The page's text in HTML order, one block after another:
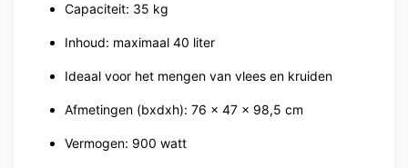
Capaciteit: 35 kg
Inhoud: maximaal 40 liter
Ideaal voor het mengen van vlees en kruiden
Afmetingen (bxdxh): 76 x 47 x 98,5 cm
Vermogen: 900 watt